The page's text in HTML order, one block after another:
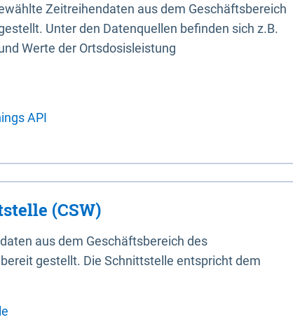
Zeitreihendaten aus dem Geschäftsbereich
Unter den Datenquellen befinden sich z.B.
Werte der Ortsdosisleistung
API
(CSW)
aus dem Geschäftsbereich des
gestellt. Die Schnittstelle entspricht dem